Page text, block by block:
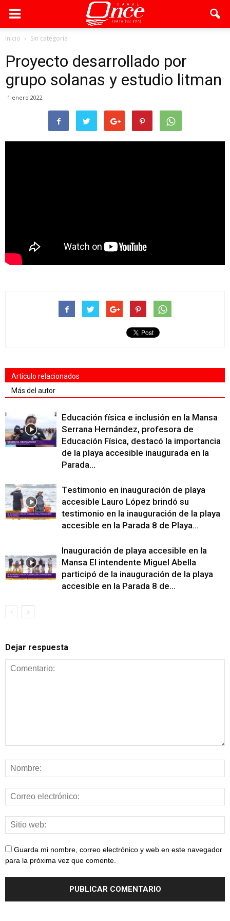
Inicio Sin categoría
Proyecto desarrollado por
grupo solanas y estudio litman
1 enero 2022
Artículo relacionados
Más del autor
Educación física e inclusión en la Mansa
Serrana Hernández, profesora de
Educación Física, destacó la importancia
de la playa accesible inaugurada en la
Parada...
Testimonio en inauguración de playa
accesible Lauro López brindó su
testimonio en la inauguración de la playa
accesible en la Parada 8 de Playa...
Inauguración de playa accesible en la
Mansa El intendente Miguel Abella
participó de la inauguración de la playa
accesible en la Parada 8 de...
Dejar respuesta
Guarda mi nombre, correo electrónico y web en este navegador
para la próxima vez que comente.